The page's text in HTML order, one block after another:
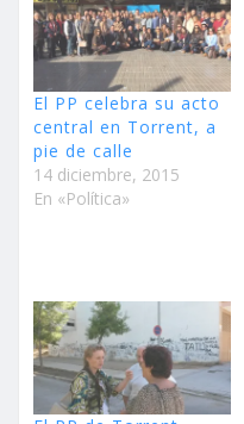
El PP celebra su acto
central en Torrent, a
pie de calle
14 diciembre, 2015
En «Política»